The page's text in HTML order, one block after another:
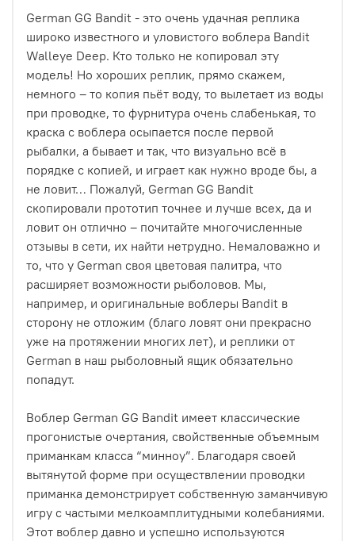
German GG Bandit - это очень удачная реплика
широко известного и уловистого воблера Bandit
Walleye Deep. Кто только не копировал эту
модель! Но хороших реплик, прямо скажем,
немного – то копия пьёт воду, то вылетает из воды
при проводке, то фурнитура очень слабенькая, то
краска с воблера осыпается после первой
рыбалки, а бывает и так, что визуально всё в
порядке с копией, и играет как нужно вроде бы, а
не ловит… Пожалуй, German GG Bandit
скопировали прототип точнее и лучше всех, да и
ловит он отлично – почитайте многочисленные
отзывы в сети, их найти нетрудно. Немаловажно и
то, что у German своя цветовая палитра, что
расширяет возможности рыболовов. Мы,
например, и оригинальные воблеры Bandit в
сторону не отложим (благо ловят они прекрасно
уже на протяжении многих лет), и реплики от
German в наш рыболовный ящик обязательно
попадут.
Воблер German GG Bandit имеет классические
прогонистые очертания, свойственные объемным
приманкам класса “минноу”. Благодаря своей
вытянутой форме при осуществлении проводки
приманка демонстрирует собственную заманчивую
игру с частыми мелкоамплитудными колебаниями.
Этот воблер давно и успешно используются